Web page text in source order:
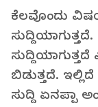
ಕೆಲವೊಂದು
ಬಿಡುತ್ತದೆ.
ಸುದ್ದಿ ಏನಪ್ಪಾ